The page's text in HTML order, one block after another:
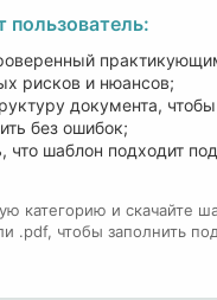
пользователь:
рисков и нюансов;
документа,
без ошибок;
что шаблон подходит
категорию и скачайте
.pdf, чтобы заполнить